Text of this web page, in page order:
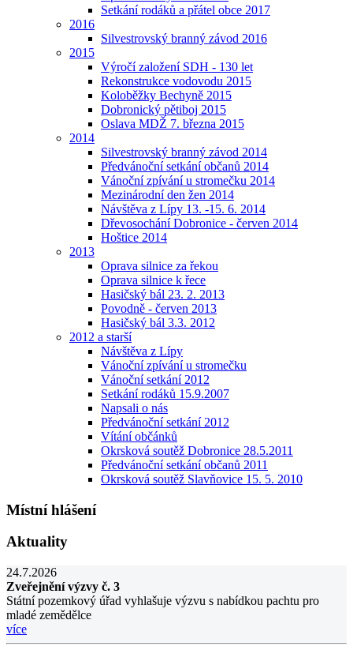
Setkání rodáků a přátel obce 2017
2016
Silvestrovský branný závod 2016
2015
Výročí založení SDH - 130 let
Rekonstrukce vodovodu 2015
Koloběžky Bechyně 2015
Dobronický pětiboj 2015
Oslava MDŽ 7. března 2015
2014
Silvestrovský branný závod 2014
Předvánoční setkání občanů 2014
Vánoční zpívání u stromečku 2014
Mezinárodní den žen 2014
Návštěva z Lípy 13. -15. 6. 2014
Dřevosochání Dobronice - červen 2014
Hoštice 2014
2013
Oprava silnice za řekou
Oprava silnice k řece
Hasičský bál 23. 2. 2013
Povodně - červen 2013
Hasičský bál 3.3. 2012
2012 a starší
Návštěva z Lípy
Vánoční zpívání u stromečku
Vánoční setkání 2012
Setkání rodáků 15.9.2007
Napsali o nás
Předvánoční setkání 2012
Vítání občánků
Okrsková soutěž Dobronice 28.5.2011
Předvánoční setkání občanů 2011
Okrsková soutěž Slavňovice 15. 5. 2010
Místní hlášení
Aktuality
24.7.2026
Zveřejnění výzvy č. 3
Státní pozemkový úřad vyhlašuje výzvu s nabídkou pachtu pro
mladé zemědělce
více